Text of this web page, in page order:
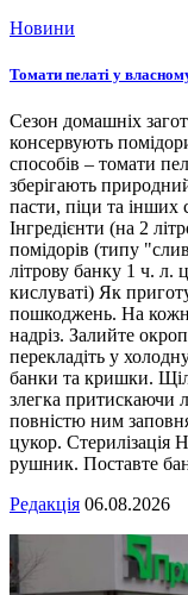
Новини
Томати пелаті у
Сезон домашніх
консервують
способів – томати
зберігають
пасти, піци та інших
Інгредієнти (на 2
помідорів (типу
літрову банку 1 ч. л.
кислуваті) Як
пошкоджень. На
надріз. Залийте
перекладіть у
банки та кришки.
злегка притискаючи
повністю ним
цукор. Стерилізація
рушник. Поставте
Редакція 06.08.2026